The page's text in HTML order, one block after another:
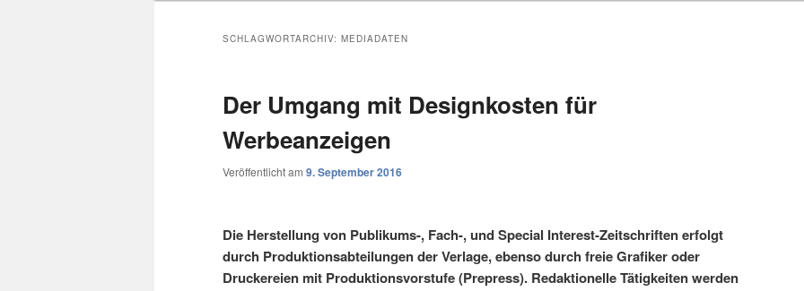
SCHLAGWORTARCHIV: MEDIADATEN
Der Umgang mit Designkosten für
Werbeanzeigen
Veröffentlicht am 9. September 2016
Die Herstellung von Publikums-, Fach-, und Special Interest-Zeitschriften erfolgt
durch Produktionsabteilungen der Verlage, ebenso durch freie Grafiker oder
Druckereien mit Produktionsvorstufe (Prepress). Redaktionelle Tätigkeiten werden